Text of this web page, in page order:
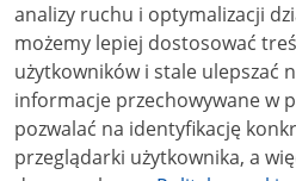
analizy ruchu i optymalizacji działania
możemy lepiej dostosować
użytkowników i stale ulepszać nasze
informacje przechowywane w
pozwalać na identyfikację
przeglądarki użytkownika, a